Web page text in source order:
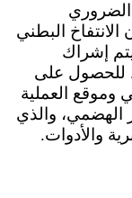
الضروري
البطني
إشراك
للحصول على
العملية
الهضمي، والذي
والأدوات.